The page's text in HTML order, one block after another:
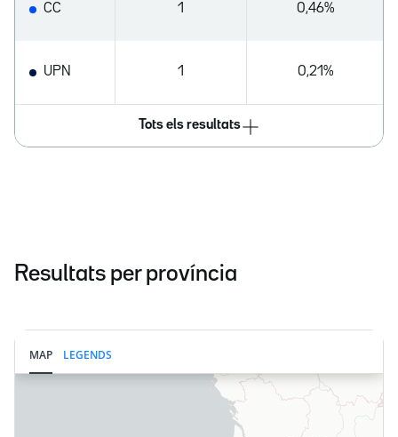
CC 1 0,46%
UPN 1 0,21%
Tots els resultats
Resultats per província